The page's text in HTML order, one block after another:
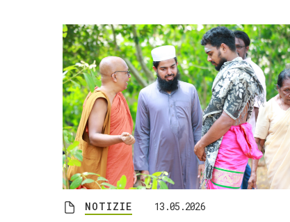
NOTIZIE 13.05.2026